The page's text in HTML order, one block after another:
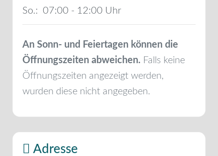
So.: 07:00 - 12:00
An Sonn- und Feiertagen können die
Öffnungszeiten abweichen. Falls keine
Öffnungszeiten angezeigt werden,
wurden diese nicht angegeben.
Adresse